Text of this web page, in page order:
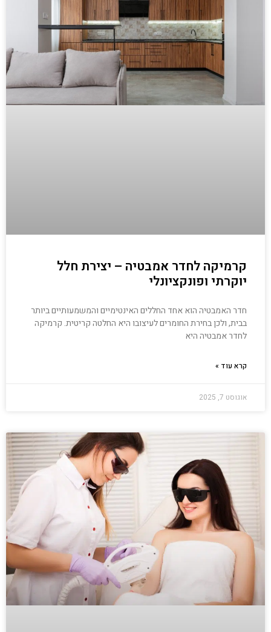
קרמיקה לחדר אמבטיה – יצירת חלל
יוקרתי ופונקציונלי
חדר האמבטיה הוא אחד החללים האינטימיים והמשמעותיים ביותר
בבית, ולכן בחירת החומרים לעיצובו היא החלטה קריטית. קרמיקה
לחדר אמבטיה היא
קרא עוד »
אוגוסט 7, 2025